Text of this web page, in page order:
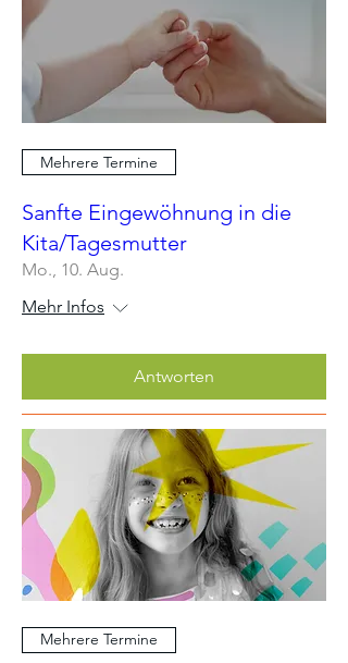
Mehrere Termine
Sanfte Eingewöhnung in die
Kita/Tagesmutter
Mo., 10. Aug.
Mehr Infos
Antworten
Mehrere Termine